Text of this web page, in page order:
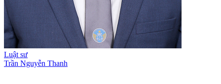
Luật sư
Trần Nguyễn Thanh